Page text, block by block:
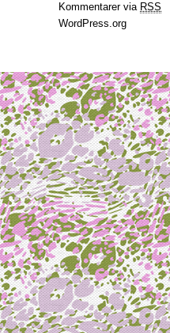
Kommentarer via RSS
WordPress.org